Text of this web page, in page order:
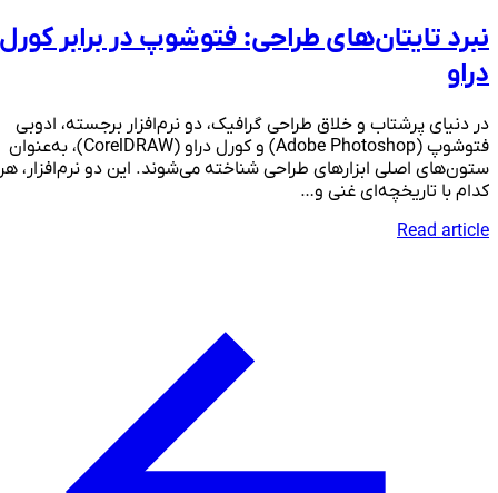
نبرد تایتان‌های طراحی: فتوشوپ در برابر کورل
دراو
در دنیای پرشتاب و خلاق طراحی گرافیک، دو نرم‌افزار برجسته، ادوبی
فتوشوپ (Adobe Photoshop) و کورل دراو (CorelDRAW)، به‌عنوان
ستون‌های اصلی ابزارهای طراحی شناخته می‌شوند. این دو نرم‌افزار، هر
کدام با تاریخچه‌ای غنی و…
Read article